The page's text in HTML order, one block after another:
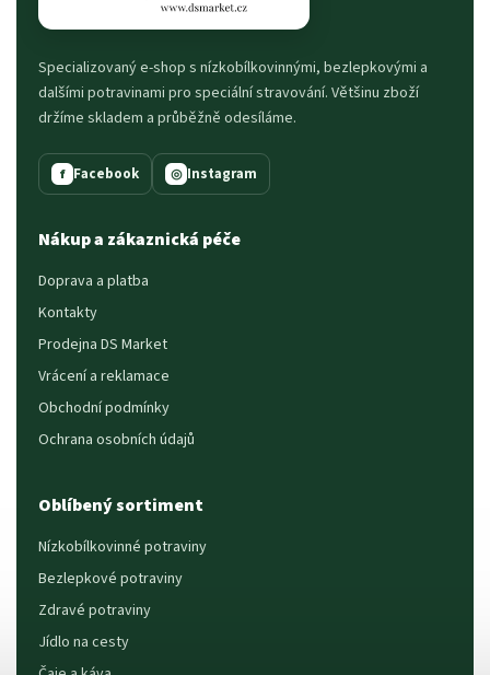
Specializovaný e-shop s nízkobílkovinnými, bezlepkovými a
dalšími potravinami pro speciální stravování. Většinu zboží
držíme skladem a průběžně odesíláme.
f Facebook ◎ Instagram
Nákup a zákaznická péče
Doprava a platba
Kontakty
Prodejna DS Market
Vrácení a reklamace
Obchodní podmínky
Ochrana osobních údajů
Oblíbený sortiment
Nízkobílkovinné potraviny
Bezlepkové potraviny
Zdravé potraviny
Jídlo na cesty